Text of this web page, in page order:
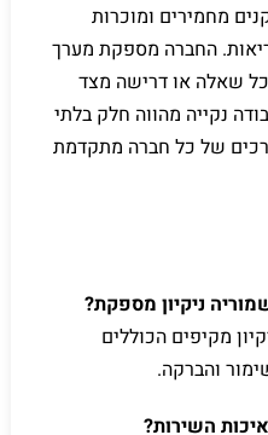
מחמירים ומוכרות
החברה מספקת מערך
לכל שאלה או דרישה מצד
נקייה מהווה חלק בלתי
של כל חברה מתקדמת
ניקיון מספקת?
מקיפים הכוללים
והברקה.
השירות?